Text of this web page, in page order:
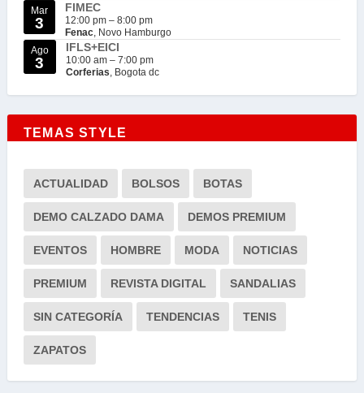
Mar
3
FIMEC
12:00 pm – 8:00 pm
Fenac, Novo Hamburgo
Ago
3
IFLS+EICI
10:00 am – 7:00 pm
Corferias, Bogota dc
TEMAS STYLE
ACTUALIDAD BOLSOS BOTAS
DEMO CALZADO DAMA DEMOS PREMIUM
EVENTOS HOMBRE MODA NOTICIAS
PREMIUM REVISTA DIGITAL SANDALIAS
SIN CATEGORÍA TENDENCIAS TENIS
ZAPATOS